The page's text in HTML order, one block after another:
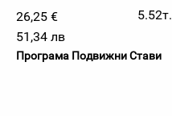
26,25 €
5.52т.
51,34 лв
Програма Подвижни Стави